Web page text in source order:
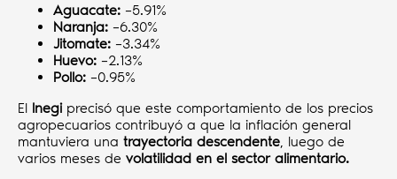
Aguacate: –5.91%
Naranja: –6.30%
Jitomate: –3.34%
Huevo: –2.13%
Pollo: –0.95%
El Inegi precisó que este comportamiento de los precios
agropecuarios contribuyó a que la inflación general
mantuviera una trayectoria descendente, luego de
varios meses de volatilidad en el sector alimentario.